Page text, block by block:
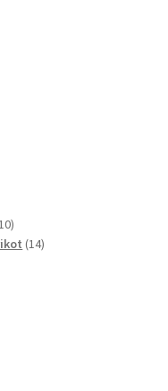
10
Produkte
1414